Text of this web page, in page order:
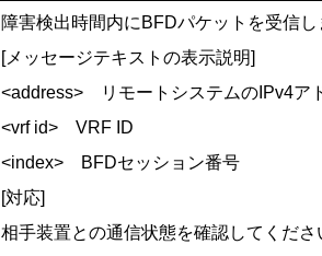
障害検出時間内にBFDパケットを受信し
[メッセージテキストの表示説明]
<address> リモートシステムのIPv4ア
<vrf id> VRF ID
<index> BFDセッション番号
[対応]
相手装置との通信状態を確認してくださ